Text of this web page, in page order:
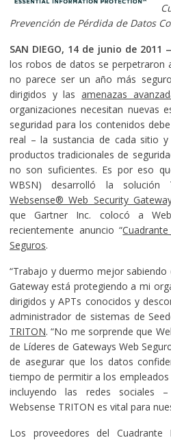
Prevención de Pérdida de Datos
SAN DIEGO, 14 de junio de 2011
los robos de datos se perpetraron
no parece ser un año más
dirigidos y lasamenazas
organizaciones necesitan nuevas
seguridad para los contenidos
real – la sustancia de cada sitio
productos tradicionales de
no son suficientes. Es por eso
WBSN) desarrolló la solución
Websense® Web Security
que Gartner Inc. colocó a
recientemente anuncio “
Seguros.
“Trabajo y duermo mejor sabiendo
Gateway está protegiendo a mi
dirigidos y APTs conocidos y
administrador de sistemas de
TRITON. “No me sorprende que
de Líderes de Gateways Web
de asegurar que los datos
tiempo de permitir a los
incluyendo las redes sociales
Websense TRITON es vital para
Los proveedores del